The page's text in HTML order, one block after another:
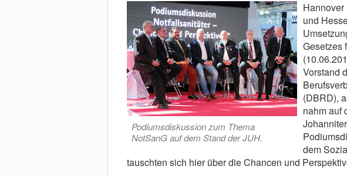
Podiumsdiskussion zum Thema
NotSanG auf dem Stand der JUH.
Hannover
und
Gesetzes
Vorstand
(DBRD),
nahm auf
dem
tauschten sich hier über die Chancen und